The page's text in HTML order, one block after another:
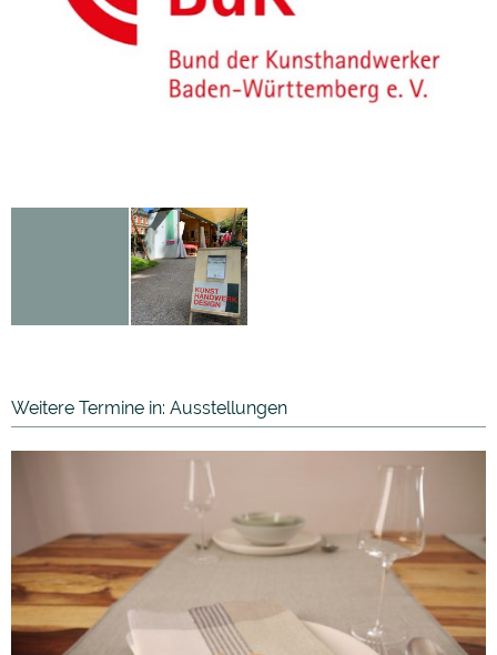
Weitere Termine in: Ausstellungen